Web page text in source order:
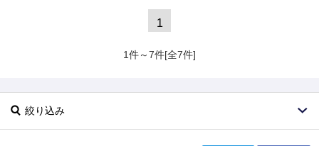
1
1件～7件[全7件]
絞り込み